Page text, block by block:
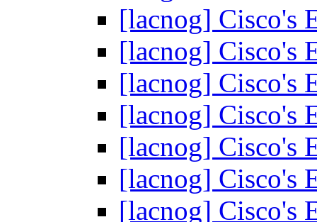
[lacnog] Cisco's
[lacnog] Cisco's
[lacnog] Cisco's
[lacnog] Cisco's
[lacnog] Cisco's
[lacnog] Cisco's
[lacnog] Cisco's